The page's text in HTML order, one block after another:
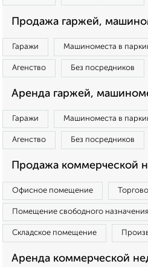
Продажа гаржей,
Гаражи Машиноместа в
Агенство Без посредников
Аренда гаржей,
Гаражи Машиноместа в
Агенство Без посредников
Продажа коммерческой
Офисное помещение
Помещение свободного назначения
Складское помещение
Аренда коммерческой